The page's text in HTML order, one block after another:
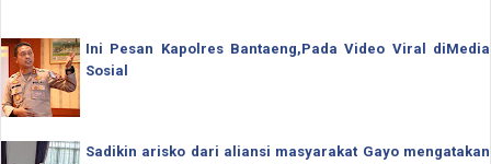
Ini Pesan Kapolres Bantaeng,Pada Video Viral diMedia
Sosial
Sadikin arisko dari aliansi masyarakat Gayo mengatakan